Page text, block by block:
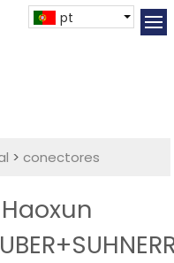
pt
>conectores
Haoxun